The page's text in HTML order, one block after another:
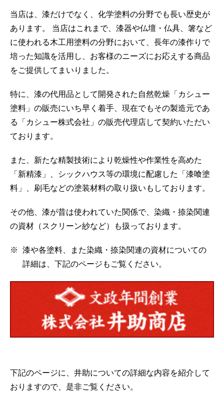
当店は、漆だけでなく、化学塗料の分野でも長い歴史が
あります。 当店はこれまで、漆器や仏壇・仏具、箸など
に使われる木工用塗料の分野において、長年の漆作りで
培った知識を活用し、お客様のニーズにお応えする商品
をご提供してまいりました。
特に、漆の代用品として開発された自然乾燥「カシュー
塗料」の販売にいち早く着手、現在でもその製造元であ
る「カシュー株式会社」の販売代理店して契約いただい
ております。
また、新たな精製技術により乾燥性や作業性を高めた
「新精漆」、シックハウス等の環境に配慮した「漆喰塗
料」、刷毛などの塗装材料の取り扱いもしております。
その他、漆が昔は使われていた関係で、染織・捺染関連
の資材（スクリーン紗など）も扱っております。
漆や各塗料、また染織・捺染関連の資材についての
詳細は、下記のページもご覧ください。
下記のページに、井助についての詳細な内容を紹介して
おりますので、是非ご覧ください。